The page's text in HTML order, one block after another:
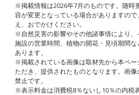
※掲載情報は2026年7月のものです。随時
容が変更となっている場合がありますので
え、おでかけください。
※自然災害の影響やその他諸事情により、
施設の営業時間、植物の開花・見頃期間
あります。
※掲載されている画像は取材先から本ペ
ただき、提供されたものとなります。画
禁止です。
※表示料金は消費税8％ないし10％の内税表